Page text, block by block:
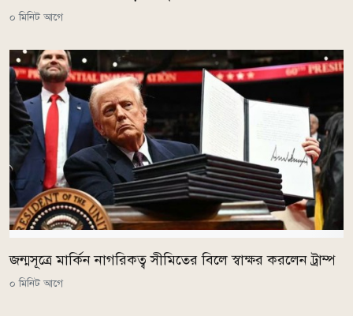
০ মিনিট আগে
জন্মসূত্রে মার্কিন নাগরিকত্ব সীমিতের বিলে স্বাক্ষর করলেন ট্রাম্প
০ মিনিট আগে